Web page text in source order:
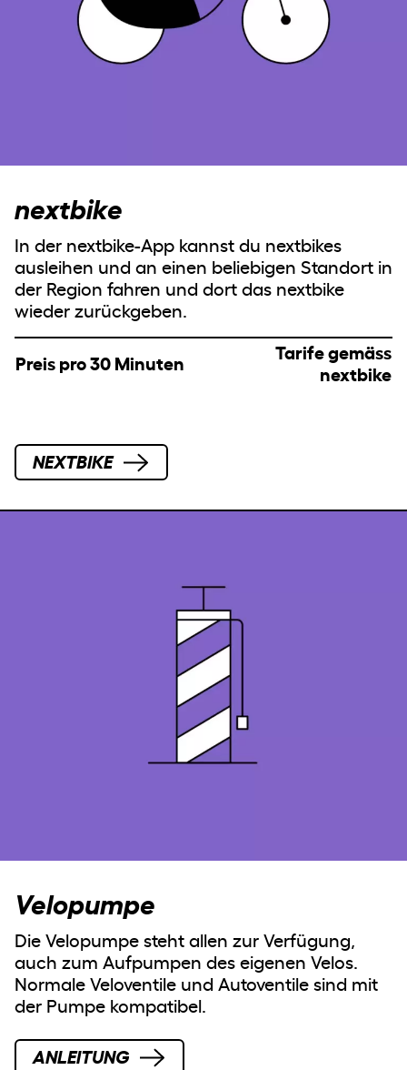
nextbike
In der nextbike-App kannst du nextbikes
ausleihen und an einen beliebigen Standort in
der Region fahren und dort das nextbike
wieder zurückgeben.
Preis pro 30 Minuten
Tarife gemäss
nextbike
NEXTBIKE
Velopumpe
Die Velopumpe steht allen zur Verfügung,
auch zum Aufpumpen des eigenen Velos.
Normale Veloventile und Autoventile sind mit
der Pumpe kompatibel.
ANLEITUNG